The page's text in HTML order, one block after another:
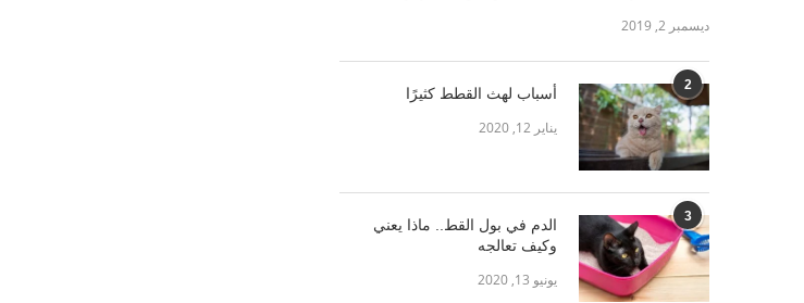
ديسمبر 2, 2019
2 أسباب لهث القطط كثيرًا
يناير 12, 2020
3
الدم في بول القط.. ماذا يعني
وكيف تعالجه
يونيو 13, 2020